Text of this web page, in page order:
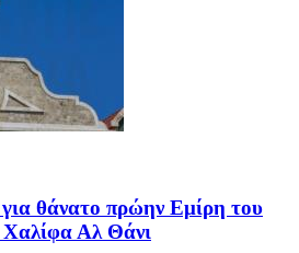
θάνατο πρώην Εμίρη του
Αλ Θάνι